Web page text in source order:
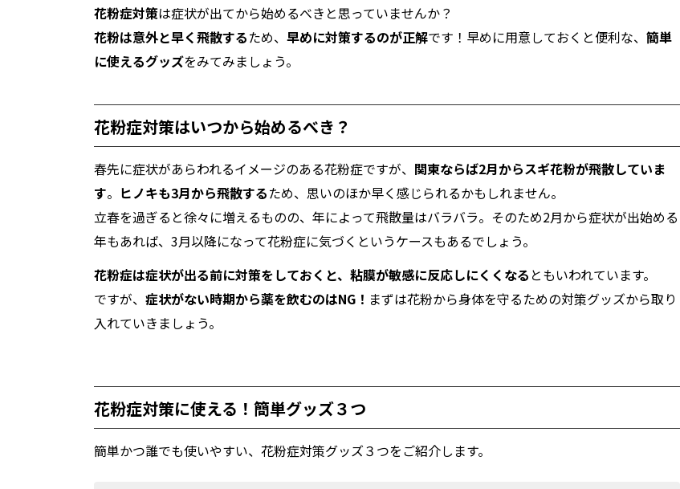
花粉症対策は症状が出てから始めるべきと思っていませんか？
花粉は意外と早く飛散するため、早めに対策するのが正解です！早めに用意しておくと便利な、簡単
に使えるグッズをみてみましょう。
花粉症対策はいつから始めるべき？
春先に症状があらわれるイメージのある花粉症ですが、 関東ならば2月からスギ花粉が飛散していま
す。 ヒノキも3月から飛散するため、思いのほか早く感じられるかもしれません。
立春を過ぎると徐々に増えるものの、年によって飛散量はバラバラ。そのため2月から症状が出始める
年もあれば、3月以降になって花粉症に気づくというケースもあるでしょう。
花粉症は症状が出る前に対策をしておくと、粘膜が敏感に反応しにくくなる ともいわれています。
ですが、症状がない時期から薬を飲むのはNG！ まずは花粉から身体を守るための対策グッズから取り
入れていきましょう。
花粉症対策に使える！簡単グッズ３つ
簡単かつ誰でも使いやすい、花粉症対策グッズ３つをご紹介します。